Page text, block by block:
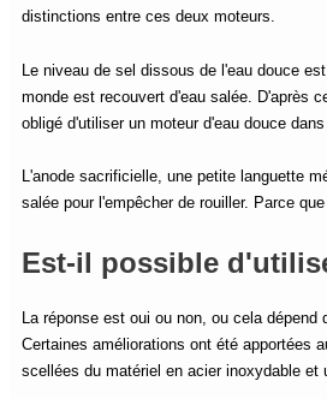
distinctions entre ces deux moteurs.
Le niveau de sel dissous de l'eau douce
monde est recouvert d'eau salée. D'après
obligé d'utiliser un moteur d'eau douce
L'anode sacrificielle, une petite languette
salée pour l'empêcher de rouiller. Parce
Est-il possible
La réponse est oui ou non, ou cela
Certaines améliorations ont été apportées
scellées du matériel en acier inoxydable